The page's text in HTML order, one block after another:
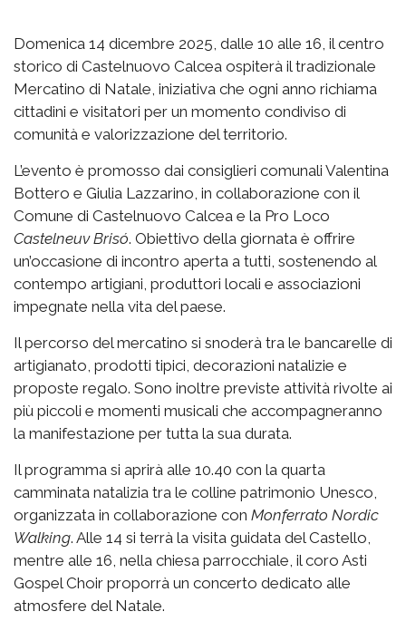
Domenica 14 dicembre 2025, dalle 10 alle 16, il centro
storico di Castelnuovo Calcea ospiterà il tradizionale
Mercatino di Natale, iniziativa che ogni anno richiama
cittadini e visitatori per un momento condiviso di
comunità e valorizzazione del territorio.
L’evento è promosso dai consiglieri comunali Valentina
Bottero e Giulia Lazzarino, in collaborazione con il
Comune di Castelnuovo Calcea e la Pro Loco
Castelneuv Brisó. Obiettivo della giornata è offrire
un’occasione di incontro aperta a tutti, sostenendo al
contempo artigiani, produttori locali e associazioni
impegnate nella vita del paese.
Il percorso del mercatino si snoderà tra le bancarelle di
artigianato, prodotti tipici, decorazioni natalizie e
proposte regalo. Sono inoltre previste attività rivolte ai
più piccoli e momenti musicali che accompagneranno
la manifestazione per tutta la sua durata.
Il programma si aprirà alle 10.40 con la quarta
camminata natalizia tra le colline patrimonio Unesco,
organizzata in collaborazione con Monferrato Nordic
Walking. Alle 14 si terrà la visita guidata del Castello,
mentre alle 16, nella chiesa parrocchiale, il coro Asti
Gospel Choir proporrà un concerto dedicato alle
atmosfere del Natale.